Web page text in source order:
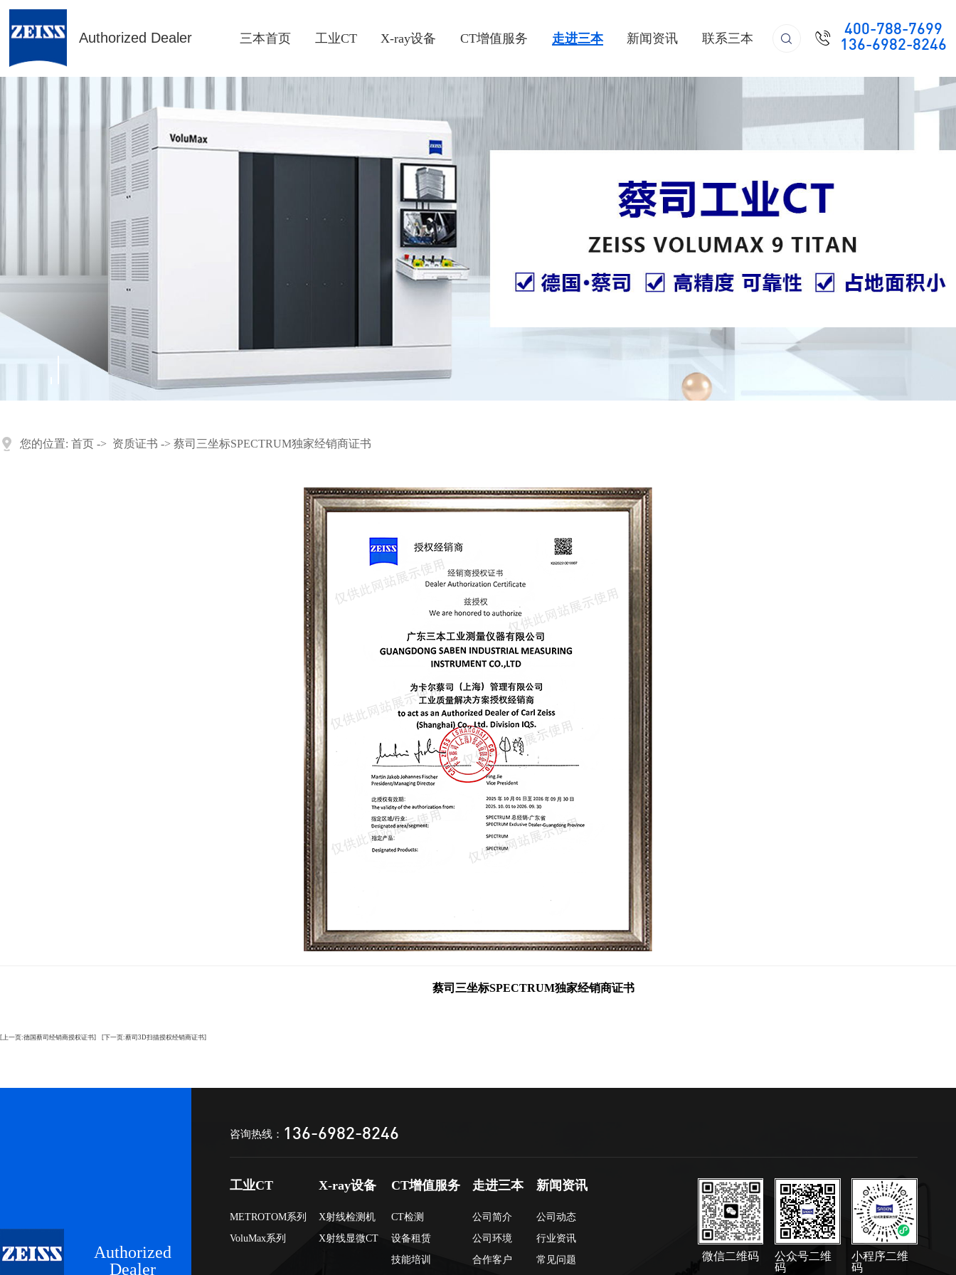
Authorized Dealer 三本首页 工业CT X-ray设备 CT增值服务 走进三本 新闻资讯 联系三本  
400-788-7699
136-6982-8246
您的位置: 首页 -> 资质证书 -> 蔡司三坐标SPECTRUM独家经销商证书
蔡司三坐标SPECTRUM独家经销商证书
[上一页:德国蔡司经销商授权证书] [下一页:蔡司3D扫描授权经销商证书]
Authorized
Dealer
咨询热线： 136-6982-8246
工业CT
METROTOM系列
VoluMax系列
X-ray设备
X射线检测机
X射线显微CT
CT增值服务
CT检测
设备租赁
技能培训
走进三本
公司简介
公司环境
合作客户
新闻资讯
公司动态
行业资讯
常见问题
微信二维码
公众号二维
码
小程序二维
码